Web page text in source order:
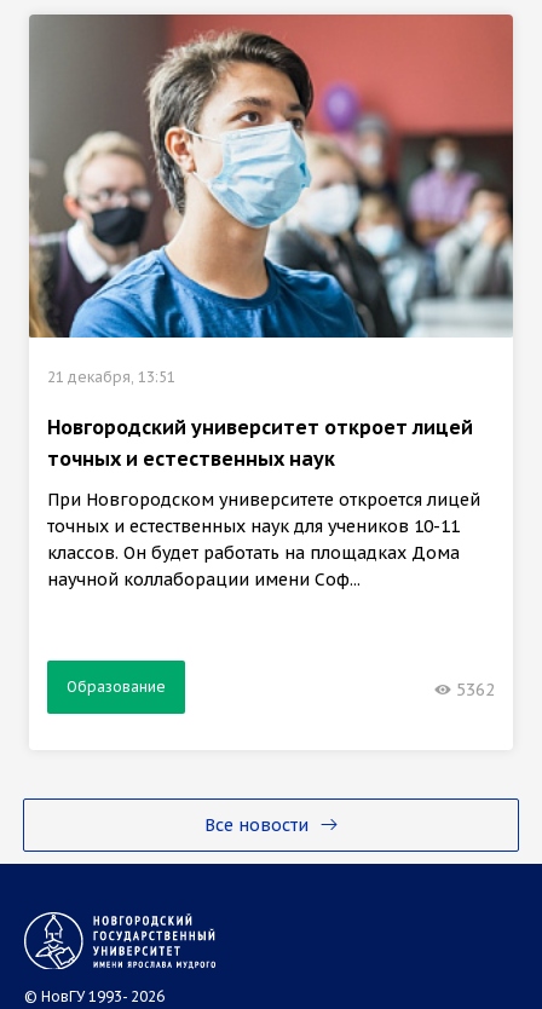
Все новости
21 декабря, 13:51
Новгородский университет откроет лицей
точных и естественных наук
При Новгородском университете откроется лицей
точных и естественных наук для учеников 10-11
классов. Он будет работать на площадках Дома
научной коллаборации имени Соф...
Образование 5362
© НовГУ 1993- 2026